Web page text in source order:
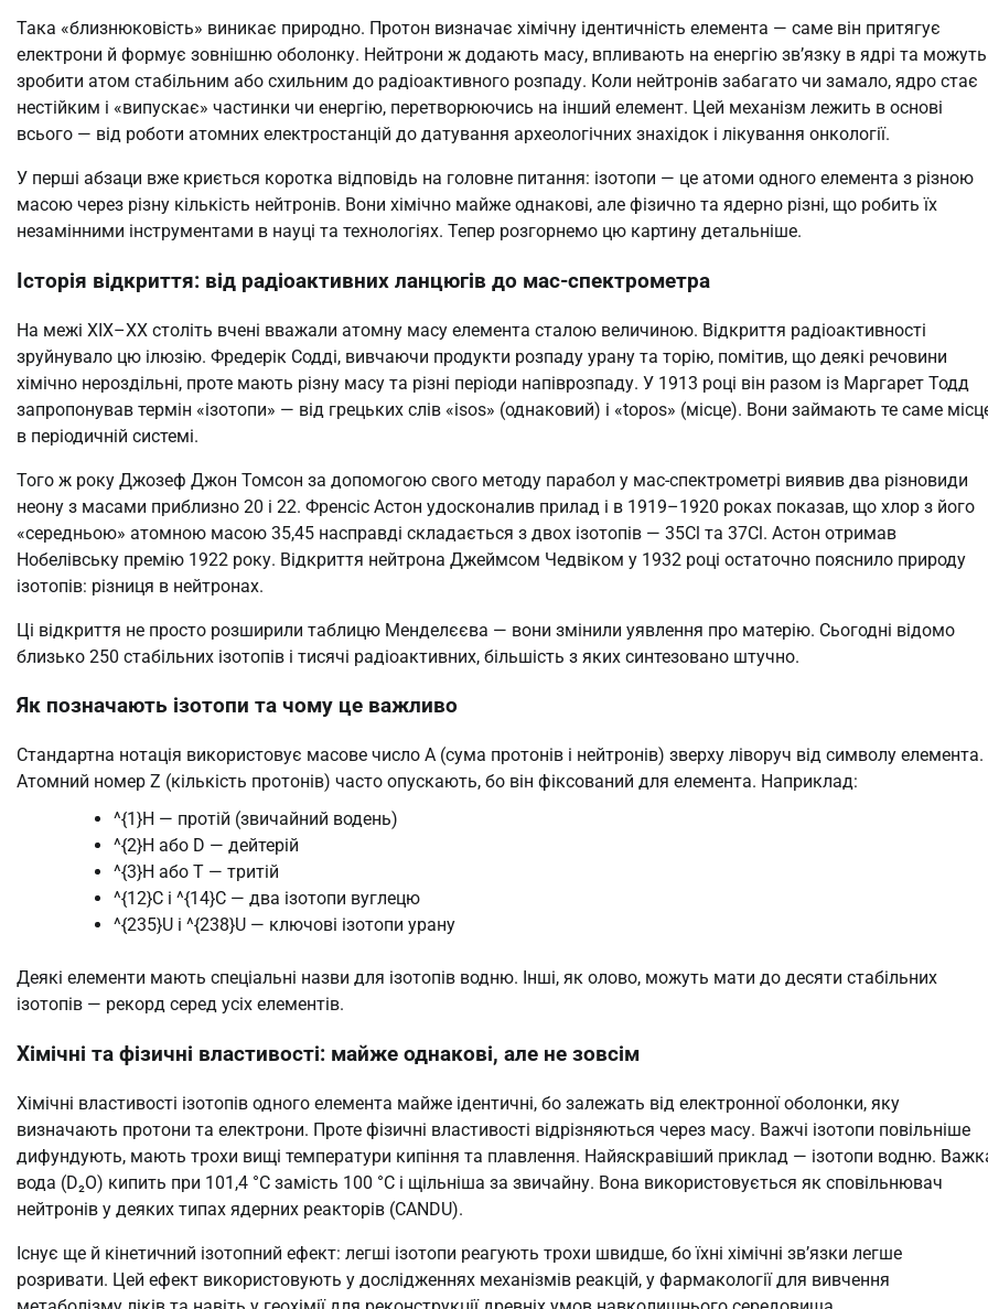
Така «близнюковість» виникає природно. Протон визначає хімічну ідентичність елемента — саме він притягує
електрони й формує зовнішню оболонку. Нейтрони ж додають масу, впливають на енергію зв’язку в ядрі та можуть
зробити атом стабільним або схильним до радіоактивного розпаду. Коли нейтронів забагато чи замало, ядро стає
нестійким і «випускає» частинки чи енергію, перетворюючись на інший елемент. Цей механізм лежить в основі
всього — від роботи атомних електростанцій до датування археологічних знахідок і лікування онкології.
У перші абзаци вже криється коротка відповідь на головне питання: ізотопи — це атоми одного елемента з різною
масою через різну кількість нейтронів. Вони хімічно майже однакові, але фізично та ядерно різні, що робить їх
незамінними інструментами в науці та технологіях. Тепер розгорнемо цю картину детальніше.
Історія відкриття: від радіоактивних ланцюгів до мас-спектрометра
На межі XIX–XX століть вчені вважали атомну масу елемента сталою величиною. Відкриття радіоактивності
зруйнувало цю ілюзію. Фредерік Содді, вивчаючи продукти розпаду урану та торію, помітив, що деякі речовини
хімічно нероздільні, проте мають різну масу та різні періоди напіврозпаду. У 1913 році він разом із Маргарет Тодд
запропонував термін «ізотопи» — від грецьких слів «isos» (однаковий) і «topos» (місце). Вони займають те саме
в періодичній системі.
Того ж року Джозеф Джон Томсон за допомогою свого методу парабол у мас-спектрометрі виявив два різновиди
неону з масами приблизно 20 і 22. Френсіс Астон удосконалив прилад і в 1919–1920 роках показав, що хлор з його
«середньою» атомною масою 35,45 насправді складається з двох ізотопів — 35Cl та 37Cl. Астон отримав
Нобелівську премію 1922 року. Відкриття нейтрона Джеймсом Чедвіком у 1932 році остаточно пояснило природу
ізотопів: різниця в нейтронах.
Ці відкриття не просто розширили таблицю Менделєєва — вони змінили уявлення про матерію. Сьогодні відомо
близько 250 стабільних ізотопів і тисячі радіоактивних, більшість з яких синтезовано штучно.
Як позначають ізотопи та чому це важливо
Стандартна нотація використовує масове число A (сума протонів і нейтронів) зверху ліворуч від символу елемента.
Атомний номер Z (кількість протонів) часто опускають, бо він фіксований для елемента. Наприклад:
^{1}H — протій (звичайний водень)
^{2}H або D — дейтерій
^{3}H або T — тритій
^{12}C і ^{14}C — два ізотопи вуглецю
^{235}U і ^{238}U — ключові ізотопи урану
Деякі елементи мають спеціальні назви для ізотопів водню. Інші, як олово, можуть мати до десяти стабільних
ізотопів — рекорд серед усіх елементів.
Хімічні та фізичні властивості: майже однакові, але не зовсім
Хімічні властивості ізотопів одного елемента майже ідентичні, бо залежать від електронної оболонки, яку
визначають протони та електрони. Проте фізичні властивості відрізняються через масу. Важчі ізотопи повільніше
дифундують, мають трохи вищі температури кипіння та плавлення. Найяскравіший приклад — ізотопи водню.
вода (D₂O) кипить при 101,4 °C замість 100 °C і щільніша за звичайну. Вона використовується як сповільнювач
нейтронів у деяких типах ядерних реакторів (CANDU).
Існує ще й кінетичний ізотопний ефект: легші ізотопи реагують трохи швидше, бо їхні хімічні зв’язки легше
розривати. Цей ефект використовують у дослідженнях механізмів реакцій, у фармакології для вивчення